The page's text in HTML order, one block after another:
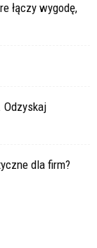
łączy wygodę,
Odzyskaj
dla firm?